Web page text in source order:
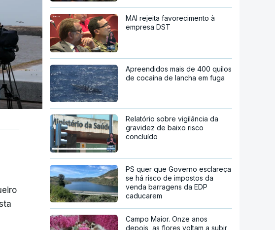
MAI rejeita favorecimento à
empresa DST
Apreendidos mais de 400 quilos
de cocaína de lancha em fuga
Relatório sobre vigilância da
gravidez de baixo risco
concluído
PS quer que Governo esclareça
se há risco de impostos da
venda barragens da EDP
caducarem
Campo Maior. Onze anos
depois, as flores voltam a subir